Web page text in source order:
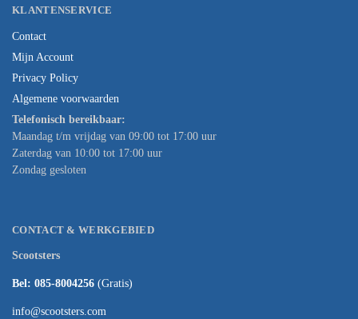
KLANTENSERVICE
Contact
Mijn Account
Privacy Policy
Algemene voorwaarden
Telefonisch bereikbaar:
Maandag t/m vrijdag van 09:00 tot 17:00 uur
Zaterdag van 10:00 tot 17:00 uur
Zondag gesloten
CONTACT & WERKGEBIED
Scootsters
Bel: 085-8004256 (Gratis)
info@scootsters.com